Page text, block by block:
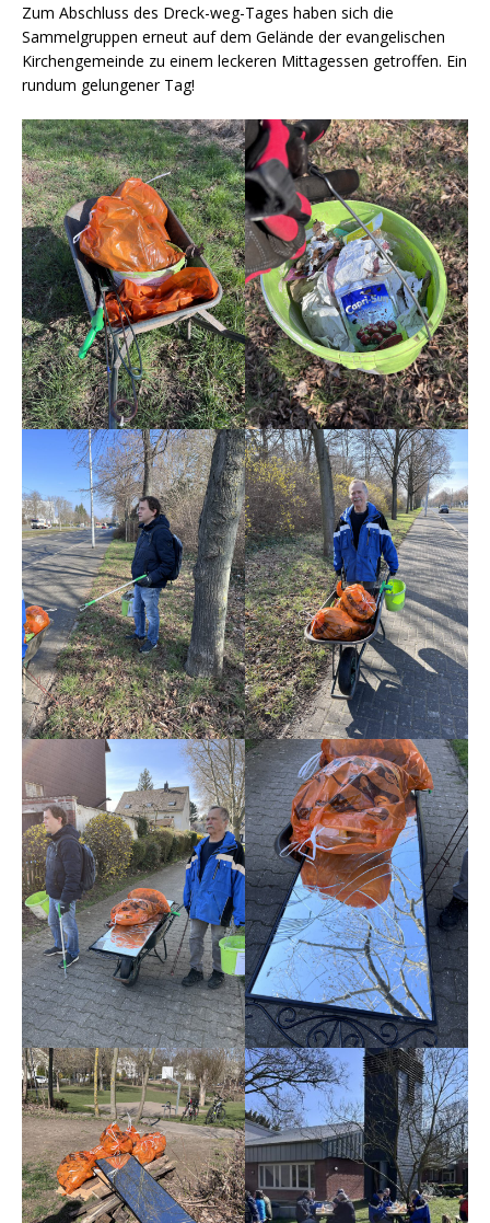
Zum Abschluss des Dreck-weg-Tages haben sich die
Sammelgruppen erneut auf dem Gelände der evangelischen
Kirchengemeinde zu einem leckeren Mittagessen getroffen. Ein
rundum gelungener Tag!